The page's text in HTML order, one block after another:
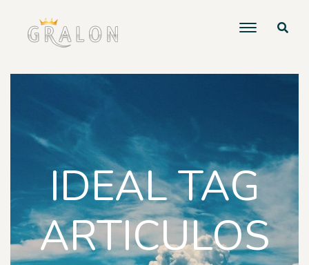
IDEAL TAG
ARTICULOS